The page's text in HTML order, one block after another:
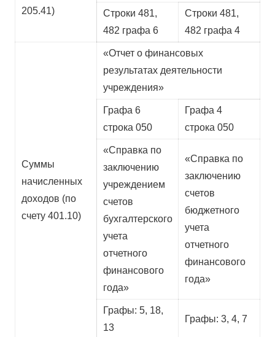
205.41)
Строки 481,
482 графа 6
Строки 481,
482 графа 4
Суммы
начисленных
доходов (по
счету 401.10)
«Отчет о финансовых
результатах деятельности
учреждения»
Графа 6
строка 050
Графа 4
строка 050
«Справка по
заключению
учреждением
счетов
бухгалтерского
учета
отчетного
финансового
года»
«Справка по
заключению
счетов
бюджетного
учета
отчетного
финансового
года»
Графы: 5, 18,
13
Графы: 3, 4, 7